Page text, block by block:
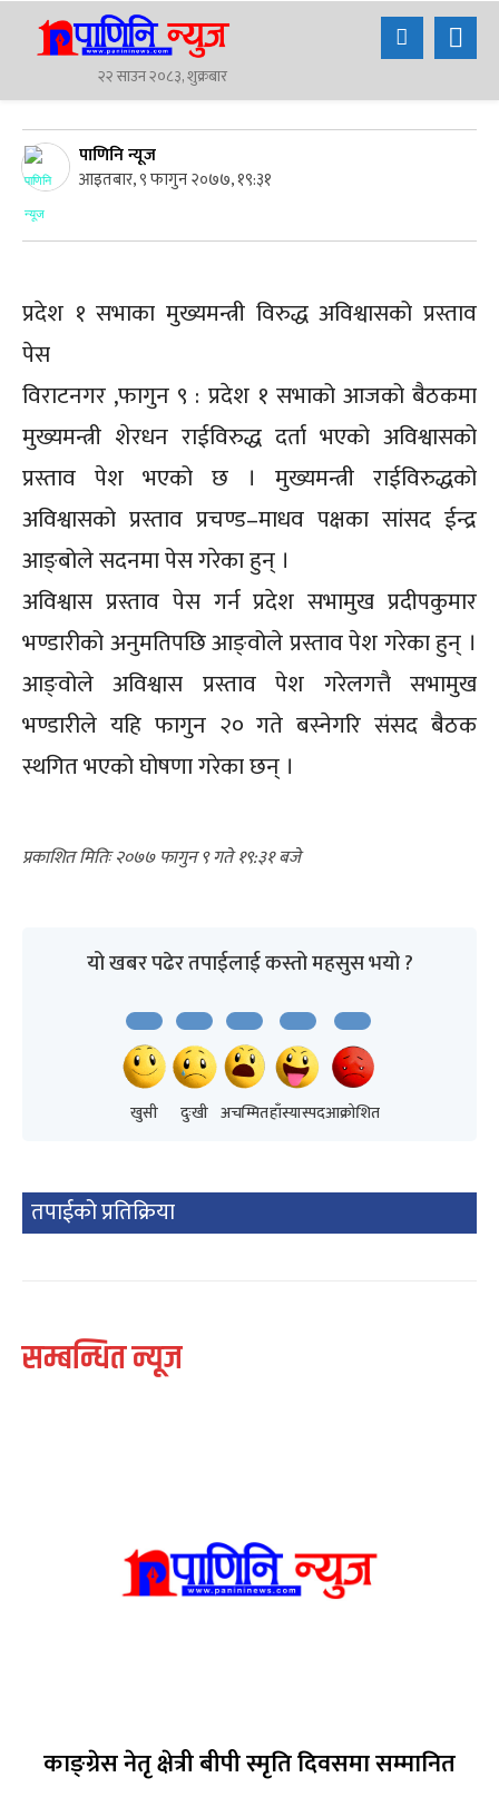
२२ साउन २०८३, शुक्रबार
पाणिनि न्यूज
आइतबार, ९ फागुन २०७७, १९:३१
प्रदेश १ सभाका मुख्यमन्त्री विरुद्ध अविश्वासको प्रस्ताव
पेस
विराटनगर ,फागुन ९ : प्रदेश १ सभाको आजको बैठकमा
मुख्यमन्त्री शेरधन राईविरुद्ध दर्ता भएको अविश्वासको
प्रस्ताव पेश भएको छ । मुख्यमन्त्री राईविरुद्धको
अविश्वासको प्रस्ताव प्रचण्ड–माधव पक्षका सांसद ईन्द्र
आङ्बोले सदनमा पेस गरेका हुन् ।
अविश्वास प्रस्ताव पेस गर्न प्रदेश सभामुख प्रदीपकुमार
भण्डारीको अनुमतिपछि आङ्वोले प्रस्ताव पेश गरेका हुन् ।
आङ्वोले अविश्वास प्रस्ताव पेश गरेलगत्तै सभामुख
भण्डारीले यहि फागुन २० गते बस्नेगरि संसद बैठक
स्थगित भएको घोषणा गरेका छन् ।
२०७७ फागुन ९ गते १९:३१
यो खबर पढेर तपाईलाई कस्तो महसुस भयो ?
खुसी दुःखी अचम्मितहाँस्यास्पदआक्रोशित
तपाईको प्रतिक्रिया
सम्बन्धित न्यूज
काङ्ग्रेस नेतृ क्षेत्री बीपी स्मृति दिवसमा सम्मानित